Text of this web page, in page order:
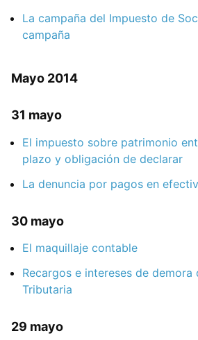
La campaña del Impuesto de
campaña
Mayo 2014
31 mayo
El impuesto sobre patrimonio
plazo y obligación de declarar
La denuncia por pagos en
30 mayo
El maquillaje contable
Recargos e intereses de demora
Tributaria
29 mayo